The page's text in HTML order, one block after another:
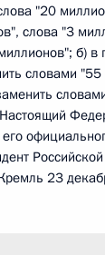
"20
слова "3
б) в
словами
его
23